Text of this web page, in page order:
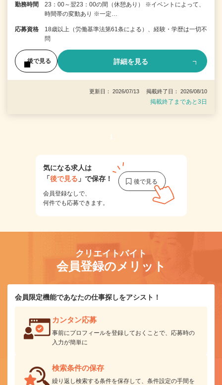
勤務時間
23：00～翌23：00の間（休憩あり） ※イベントによって、
時間帯の変動あり ※一定…
応募資格
18歳以上（労働基準法第61条による）、経験・学歴は一切不
問
後で見る 詳細を見る
更新日： 2026/07/13 掲載終了日： 2026/08/10
掲載終了まであと3日
1
気になる求人は
「後で見る 」で保存！
会員登録なしで、
何件でも応募できます。
クリエイトバイト
会員登録のメリット
会員限定機能であなたの仕事探しをアシスト！
カンタン応募
事前にプロフィールを登録しておくことで、応募時の
入力が簡単に
検索条件の保存
繰り返し検索する条件を保存して、条件設定の手間を